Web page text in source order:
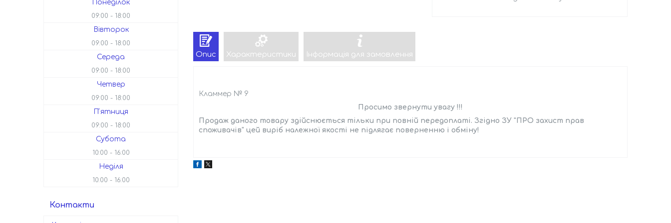
Опис Характеристики Інформація для замовлення
Кламмер № 9
Просимо звернути увагу !!!
Продаж даного товару здійснюється тільки при повній передоплаті. Згідно ЗУ "ПРО захист прав
споживачів" цей виріб належної якості не підлягає поверненню і обміну!
Понеділок
09:00 18:00
Вівторок
09:00 18:00
Середа
09:00 18:00
Четвер
09:00 18:00
Пʼятниця
09:00 18:00
Субота
10:00 16:00
Неділя
10:00 16:00
Контакти